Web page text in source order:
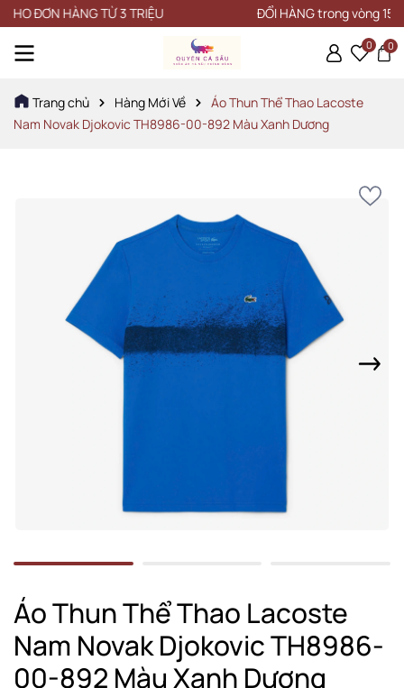
HÀNG TỪ 3 TRIỆU ĐỔI HÀNG trong vòng 15 NGÀY
0 0
Trang chủ Hàng Mới Về
Áo Thun Thể Thao Lacoste
Nam Novak Djokovic TH8986-00-892 Màu Xanh Dương
Áo Thun Thể Thao Lacoste
Nam Novak Djokovic TH8986-
00-892 Màu Xanh Dương